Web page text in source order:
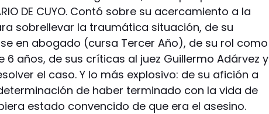
DE CUYO. Contó sobre su acercamiento a la
sobrellevar la traumática situación, de su
en abogado (cursa Tercer Año), de su rol como
6 años, de sus críticas al juez Guillermo Adárvez y
el caso. Y lo más explosivo: de su afición a
de haber terminado con la vida de
estado convencido de que era el asesino.